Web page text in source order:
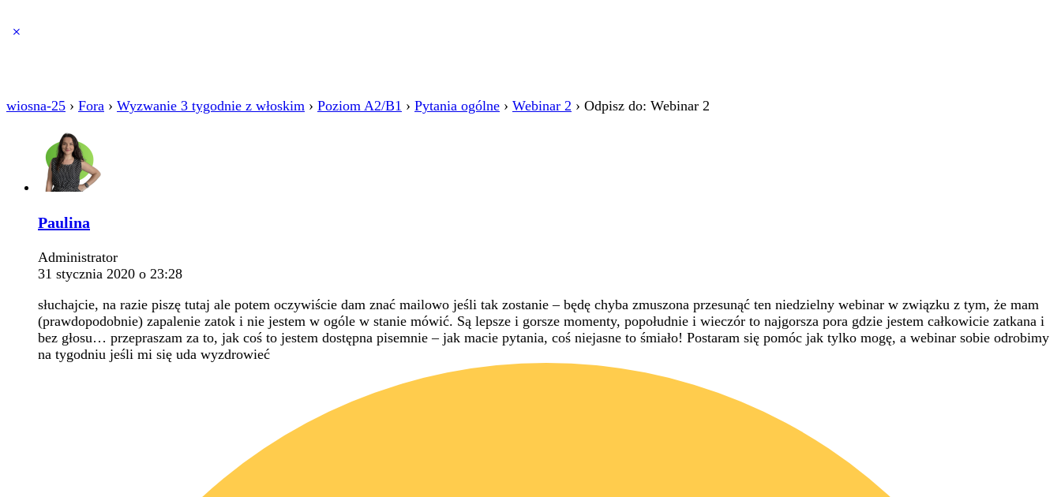
wiosna-25 › Fora › Wyzwanie 3 tygodnie z włoskim › Poziom A2/B1 › Pytania ogólne › Webinar 2 › Odpisz do: Webinar 2
Paulina
Administrator
31 stycznia 2020 o 23:28
słuchajcie, na razie piszę tutaj ale potem oczywiście dam znać mailowo jeśli tak zostanie – będę chyba zmuszona przesunąć ten niedzielny webinar w związku z tym, że mam
(prawdopodobnie) zapalenie zatok i nie jestem w ogóle w stanie mówić. Są lepsze i gorsze momenty, popołudnie i wieczór to najgorsza pora gdzie jestem całkowicie zatkana i
bez głosu… przepraszam za to, jak coś to jestem dostępna pisemnie – jak macie pytania, coś niejasne to śmiało! Postaram się pomóc jak tylko mogę, a webinar sobie odrobimy
na tygodniu jeśli mi się uda wyzdrowieć